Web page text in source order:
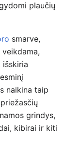
plaučių
smarve,
išskiria
naikina taip
grindys,
kibirai ir kiti